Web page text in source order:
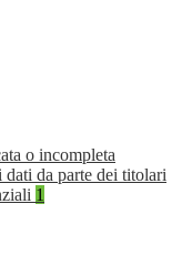
o incompleta
dati da parte dei titolari
1